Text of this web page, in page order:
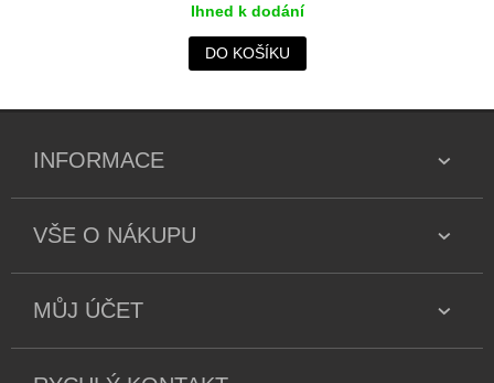
Ihned k dodání
DO KOŠÍKU
INFORMACE
VŠE O NÁKUPU
MŮJ ÚČET